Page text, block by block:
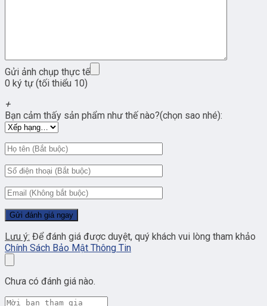
Gửi ảnh chụp thực tế
0 ký tự (tối thiểu 10)
+
Bạn cảm thấy sản phẩm như thế nào?(chọn sao nhé):
Lưu ý: Để đánh giá được duyệt, quý khách vui lòng tham khảo
Chính Sách Bảo Mật Thông Tin
Chưa có đánh giá nào.